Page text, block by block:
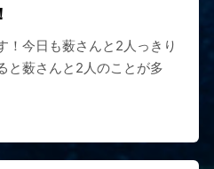
！今日も薮さんと2人っきり
と薮さんと2人のことが多